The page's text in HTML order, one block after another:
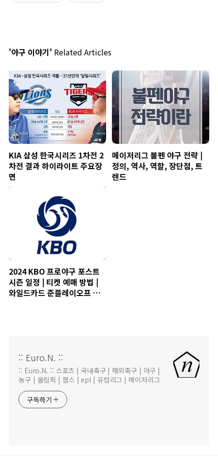
'야구 이야기' Related Articles
KIA 삼성 한국시리즈 1차전 2
차전 결과 하이라이트 주요장
면
메이저리그 불펜 야구 전략 |
정의, 역사, 역할, 장단점, 트
렌드
2024 KBO 프로야구 포스트
시즌 일정 | 티켓 예매 방법 |
와일드카드 준플레이오프 플
:: Euro.N. ::
:: Euro.N. :: 스포츠 | 국내축구 | 해외축구 | 야구 |
농구 | 올림픽 | 챔스 | epl | 유럽리그 | 메이저리그
구독하기